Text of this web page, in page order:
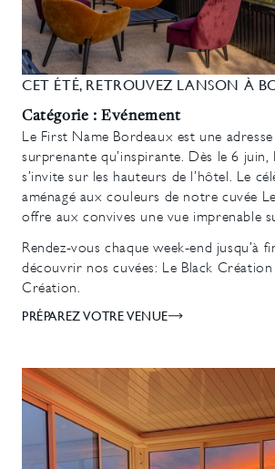
CET ÉTÉ, RETROUVEZ LANSON À
Catégorie : Evénement
Le First Name Bordeaux est une adresse
surprenante qu’inspirante. Dès le 6 juin,
s’invite sur les hauteurs de l’hôtel. Le
aménagé aux couleurs de notre cuvée
offre aux convives une vue imprenable
Rendez-vous chaque week-end jusqu’à
découvrir nos cuvées: Le Black
Création.
PRÉPAREZ VOTRE VENUE